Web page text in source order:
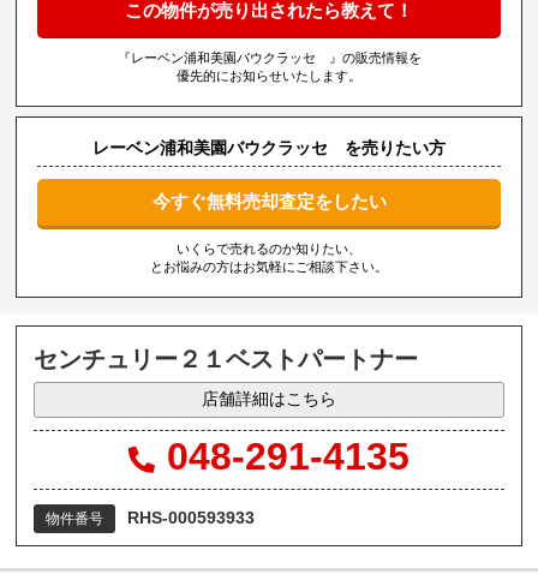
この物件が売り出されたら教えて！
『レーベン浦和美園バウクラッセ 』の販売情報を
優先的にお知らせいたします。
レーベン浦和美園バウクラッセ を売りたい方
今すぐ無料売却査定をしたい
いくらで売れるのか知りたい、
とお悩みの方はお気軽にご相談下さい。
センチュリー２１ベストパートナー
店舗詳細はこちら
048-291-4135
物件番号 RHS-000593933